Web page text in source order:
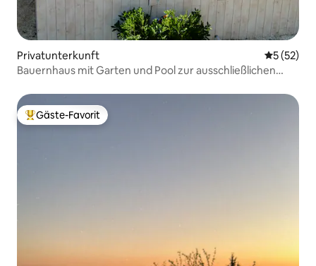
Privatunterkunft
5 (52)
Bauernhaus mit Garten und Pool zur ausschließlichen
Beliebter Gäste-Favorit.
Gäste-Favorit